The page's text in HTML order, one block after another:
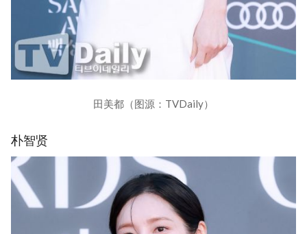
田美都（图源：TVDaily）
朴智贤